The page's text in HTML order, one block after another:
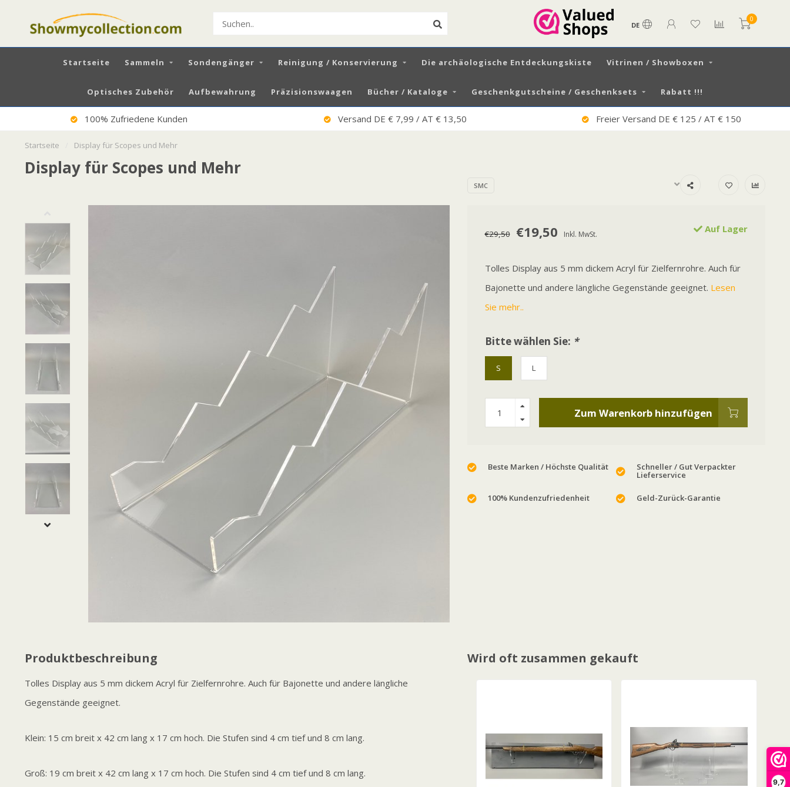
9,7
DE
0
Startseite Sammeln Sondengänger Reinigung / Konservierung Die archäologische Entdeckungskiste Vitrinen / Showboxen
Optisches Zubehör Aufbewahrung Präzisionswaagen Bücher / Kataloge Geschenkgutscheine / Geschenksets Rabatt !!!
Versand DE € 7,99 / AT € 13,50 Freier Versand DE € 125 / AT € 150 Sehr Guter Service
Startseite Display für Scopes und Mehr
Display für Scopes und Mehr
SMC
€29,50 €19,50 Inkl. MwSt. Auf Lager
Tolles Display aus 5 mm dickem Acryl für Zielfernrohre. Auch für
Bajonette und andere längliche Gegenstände geeignet. Lesen
Sie mehr..
Bitte wählen Sie: *
S L
Zum Warenkorb hinzufügen
Beste Marken / Höchste Qualität Schneller / Gut Verpackter
Lieferservice
100% Kundenzufriedenheit Geld-Zurück-Garantie
Produktbeschreibung
Tolles Display aus 5 mm dickem Acryl für Zielfernrohre. Auch für Bajonette und andere längliche
Gegenstände geeignet.
Klein: 15 cm breit x 42 cm lang x 17 cm hoch. Die Stufen sind 4 cm tief und 8 cm lang.
Groß: 19 cm breit x 42 cm lang x 17 cm hoch. Die Stufen sind 4 cm tief und 8 cm lang.
Wird oft zusammen gekauft